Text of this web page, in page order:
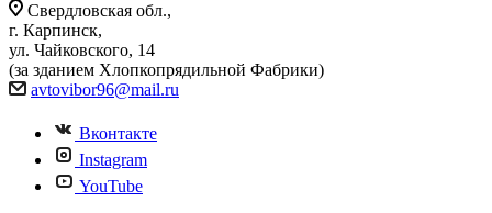
Свердловская обл.,
г. Карпинск,
ул. Чайковского, 14
(за зданием Хлопкопрядильной Фабрики)
avtovibor96@mail.ru
Вконтакте
Instagram
YouTube